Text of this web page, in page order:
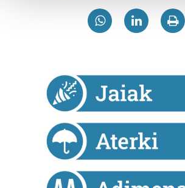
Guk eta gure bazkideek zure datu
neurtzeko, jendeari buruzko informazioa
produktuak garatzeko. Zure datuak nork
erabiltzen dituen hauta dezakezu.
Bazkide batzuek ez dizute baimenik
interes komertzial legitimoetan
bazkideen zerrenda, beren ustez zein
duten interes legitimoa eta horren aurka